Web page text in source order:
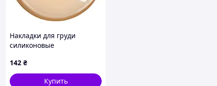
Накладки для груди
силиконовые
142 ₴
Купить